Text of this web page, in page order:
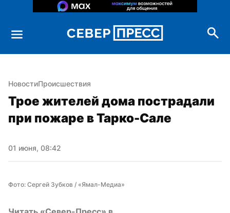
НовостиПроисшествия
Трое жителей дома пострадали
при пожаре в Тарко-Сале
01 июня, 08:42
Фото: Сергей Зубков / «Ямал-Медиа»